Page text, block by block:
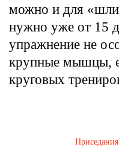
можно и для
нужно уже от 15
упражнение не
крупные мышцы,
круговых